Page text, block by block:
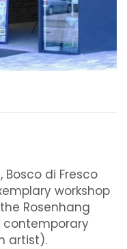
Bosco di Fresco
workshop
Rosenhang
contemporary
artist).